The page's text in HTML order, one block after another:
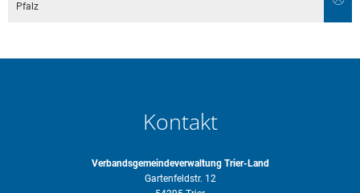
Pfalz
Kontakt
Verbandsgemeindeverwaltung Trier-Land
Gartenfeldstr. 12